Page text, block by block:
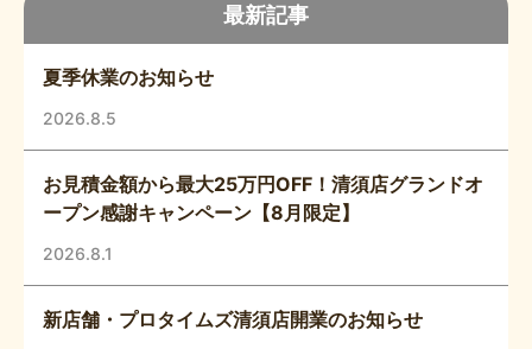
最新記事
夏季休業のお知らせ
2026.8.5
お見積金額から最大25万円OFF！清須店グランドオ
ープン感謝キャンペーン【8月限定】
2026.8.1
新店舗・プロタイムズ清須店開業のお知らせ